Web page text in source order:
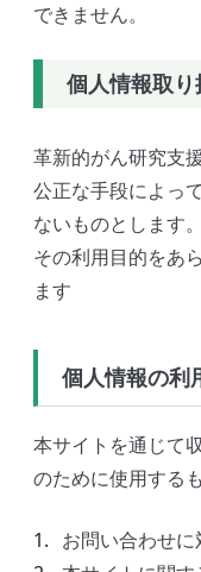
できません。
個人情報取
革新的がん研究支
公正な手段によっ
ないものとします
その利用目的をあ
ます
個人情報の利
本サイトを通じて
のために使用する
お問い合わせに